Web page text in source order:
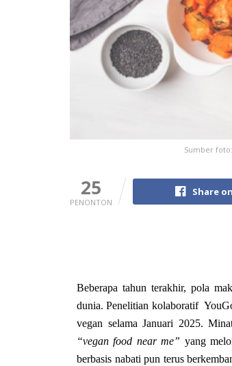
Sumber
25
PENONTON
Share
Beberapa tahun terakhir, pola
dunia. Penelitian kolaboratif
vegan selama Januari 2025.
“vegan food near me” yang
berbasis nabati pun terus